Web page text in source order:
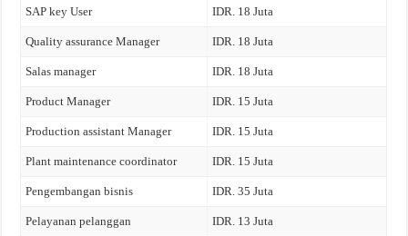
SAP key User IDR. 18 Juta
Quality assurance Manager IDR. 18 Juta
Salas manager IDR. 18 Juta
Product Manager IDR. 15 Juta
Production assistant Manager IDR. 15 Juta
Plant maintenance coordinator IDR. 15 Juta
Pengembangan bisnis IDR. 35 Juta
Pelayanan pelanggan IDR. 13 Juta